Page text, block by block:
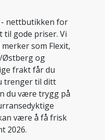
- nettbutikken for
til gode priser. Vi
som Flexit,
Østberg og
frakt får du
trenger til ditt
du være trygg på
være å få frisk
2026.